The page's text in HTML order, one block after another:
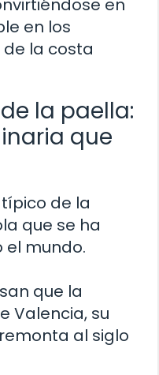
en
en los
la costa
la paella:
que
de la
que se ha
el mundo.
que la
Valencia, su
al siglo